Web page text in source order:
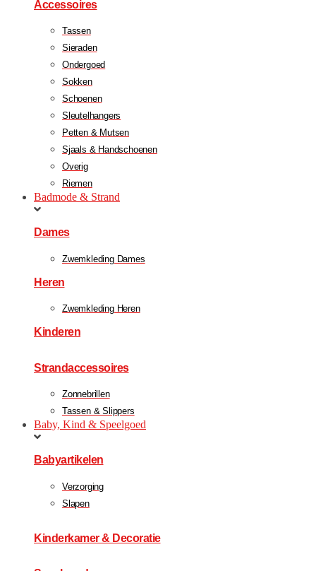
Accessoires
Tassen
Sieraden
Ondergoed
Sokken
Schoenen
Sleutelhangers
Petten & Mutsen
Sjaals & Handschoenen
Overig
Riemen
Badmode & Strand
Dames
Zwemkleding Dames
Heren
Zwemkleding Heren
Kinderen
Strandaccessoires
Zonnebrillen
Tassen & Slippers
Baby, Kind & Speelgoed
Babyartikelen
Verzorging
Slapen
Kinderkamer & Decoratie